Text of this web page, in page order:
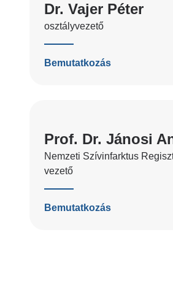
Dr. Vajer Péter
osztályvezető
Bemutatkozás
Prof. Dr. Jánosi
Nemzeti Szívinfarktus
vezető
Bemutatkozás